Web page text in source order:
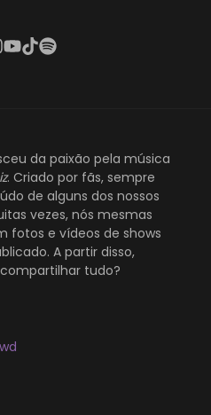
da paixão pela música
. Criado por fãs, sempre
de alguns dos nossos
vezes, nós mesmas
fotos e vídeos de shows
A partir disso,
tudo?